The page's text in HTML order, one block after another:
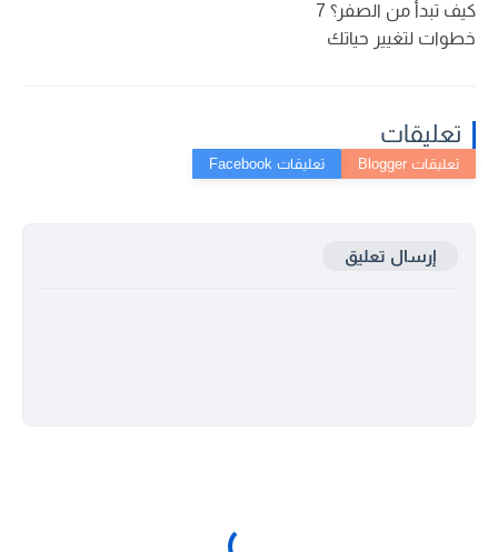
كيف تبدأ من الصفر؟ 7
خطوات لتغيير حياتك
تعليقات
إرسال تعليق